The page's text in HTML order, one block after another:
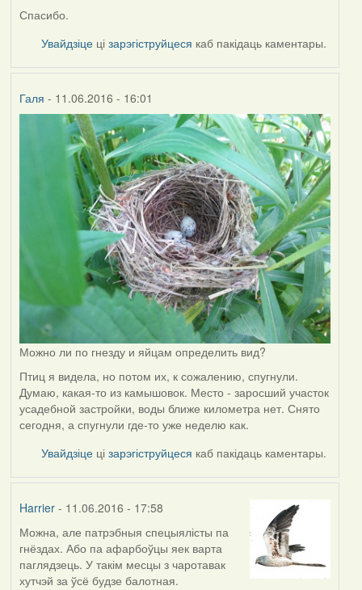
Спасибо.
Увайдзіце цізарэгіструйцеся каб пакідаць каментары.
Галя - 11.06.2016 - 16:01
Можно ли по гнезду и яйцам определить вид?
Птиц я видела, но потом их, к сожалению, спугнули.
Думаю, какая-то из камышовок. Место - заросший участок
усадебной застройки, воды ближе километра нет. Снято
сегодня, а спугнули где-то уже неделю как.
Увайдзіце цізарэгіструйцеся каб пакідаць каментары.
Harrier- 11.06.2016 - 17:58
Можна, але патрэбныя спецыялісты па
гнёздах. Або па афарбоўцы яек варта
паглядзець. У такім месцы з чаротавак
хутчэй за ўсё будзе балотная.